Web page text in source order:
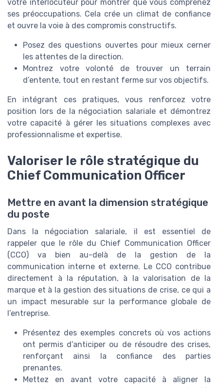
votre interlocuteur pour montrer que vous comprenez
ses préoccupations. Cela crée un climat de confiance
et ouvre la voie à des compromis constructifs.
Posez des questions ouvertes pour mieux cerner
les attentes de la direction.
Montrez votre volonté de trouver un terrain
d’entente, tout en restant ferme sur vos objectifs.
En intégrant ces pratiques, vous renforcez votre
position lors de la négociation salariale et démontrez
votre capacité à gérer les situations complexes avec
professionnalisme et expertise.
Valoriser le rôle stratégique du
Chief Communication Officer
Mettre en avant la dimension stratégique
du poste
Dans la négociation salariale, il est essentiel de
rappeler que le rôle du Chief Communication Officer
(CCO) va bien au-delà de la gestion de la
communication interne et externe. Le CCO contribue
directement à la réputation, à la valorisation de la
marque et à la gestion des situations de crise, ce qui a
un impact mesurable sur la performance globale de
l’entreprise.
Présentez des exemples concrets où vos actions
ont permis d’anticiper ou de résoudre des crises,
renforçant ainsi la confiance des parties
prenantes.
Mettez en avant votre capacité à aligner la